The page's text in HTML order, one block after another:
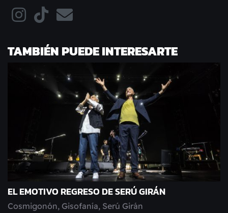
TAMBIÉN PUEDE INTERESARTE
EL EMOTIVO REGRESO DE SERÚ GIRÁN
Cosmigonón, Gisofanía, Serú Girán